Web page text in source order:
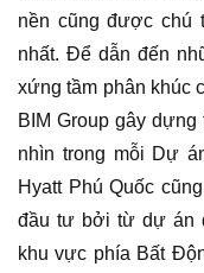
nền cũng được chú
nhất. Để dẫn đến
xứng tầm phân khúc
BIM Group gây
nhìn trong mỗi Dự
Hyatt Phú Quốc
đầu tư bởi từ dự án
khu vực phía Bất